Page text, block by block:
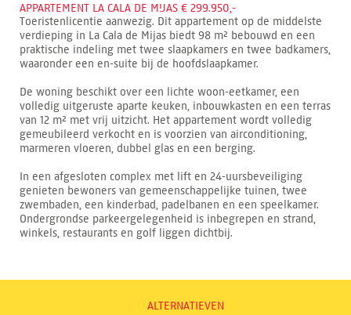
APPARTEMENT LA CALA DE MIJAS € 299.950,-
Toeristenlicentie aanwezig. Dit appartement op de middelste
verdieping in La Cala de Mijas biedt 98 m² bebouwd en een
praktische indeling met twee slaapkamers en twee badkamers,
waaronder een en-suite bij de hoofdslaapkamer.
De woning beschikt over een lichte woon-eetkamer, een
volledig uitgeruste aparte keuken, inbouwkasten en een terras
van 12 m² met vrij uitzicht. Het appartement wordt volledig
gemeubileerd verkocht en is voorzien van airconditioning,
marmeren vloeren, dubbel glas en een berging.
In een afgesloten complex met lift en 24-uursbeveiliging
genieten bewoners van gemeenschappelijke tuinen, twee
zwembaden, een kinderbad, padelbanen en een speelkamer.
Ondergrondse parkeergelegenheid is inbegrepen en strand,
winkels, restaurants en golf liggen dichtbij.
ALTERNATIEVEN